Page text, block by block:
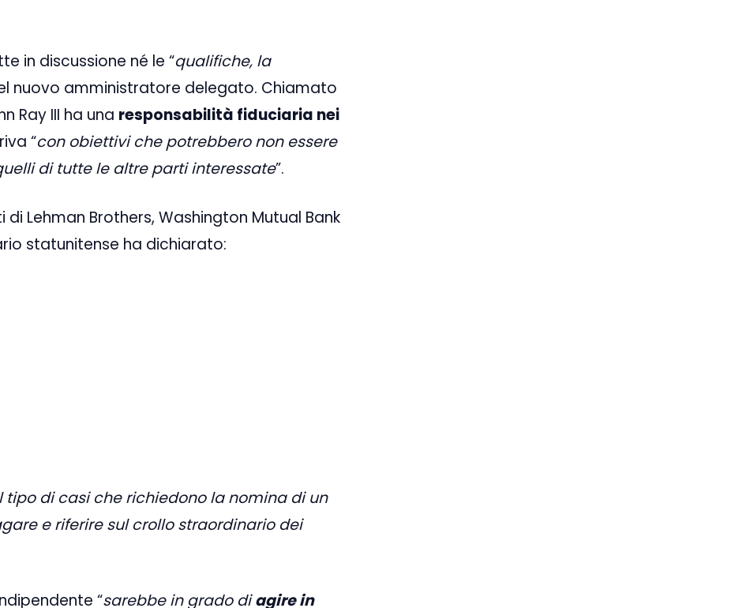
in discussione né le “qualifiche, la
nuovo amministratore delegato. Chiamato
Ray III ha una responsabilità fiduciaria nei
“con obiettivi che potrebbero non essere
di tutte le altre parti interessate”.
Lehman Brothers, Washington Mutual Bank
statunitense ha dichiarato:
di casi che richiedono la nomina di un
e riferire sul crollo straordinario dei
“sarebbe in grado diagire in